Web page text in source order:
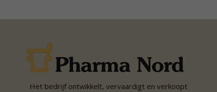
Het bedrijf ontwikkelt, vervaardigt en verkoopt